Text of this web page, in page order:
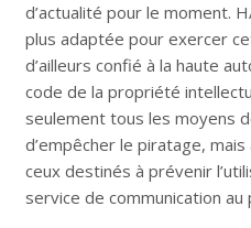
d’actualité pour le moment.
plus adaptée pour exercer
d’ailleurs confié à la haute
code de la propriété
seulement tous les moyens
d’empêcher le piratage,
ceux destinés à prévenir
service de communication au